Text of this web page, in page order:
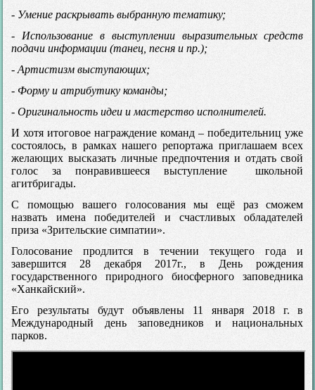
- Умение раскрывать выбранную тематику;
- Использование в выступлении выразительных средств
подачи информации (танец, песня и пр.);
- Артистизм выступающих;
- Форму и атрибутику команды;
- Оригинальность идеи и мастерство исполнителей.
И хотя итоговое награждение команд – победительниц уже
состоялось, в рамках нашего репортажа приглашаем всех
желающих высказать личные предпочтения и отдать свой
голос за понравившееся выступление школьной
агитбригады.
С помощью вашего голосования мы ещё раз сможем
назвать имена победителей и счастливых обладателей
приза «Зрительские симпатии».
Голосование продлится в течении текущего года и
завершится 28 декабря 2017г., в День рождения
государственного природного биосферного заповедника
«Ханкайский».
Его результаты будут объявлены 11 января 2018 г. в
Международный день заповедников и национальных
парков.